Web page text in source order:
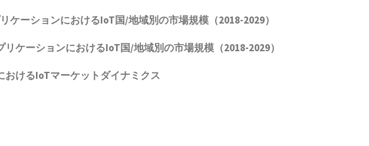
ケーションにおけるIoT国/地域別の市場規模（2018-2029）
ケーションにおけるIoT国/地域別の市場規模（2018-2029）
おけるIoTマーケットダイナミクス